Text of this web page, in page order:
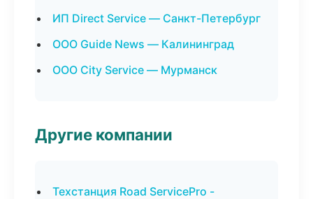
ИП Direct Service — Санкт-Петербург
ООО Guide News — Калининград
ООО City Service — Мурманск
Другие компании
Техстанция Road ServicePro -